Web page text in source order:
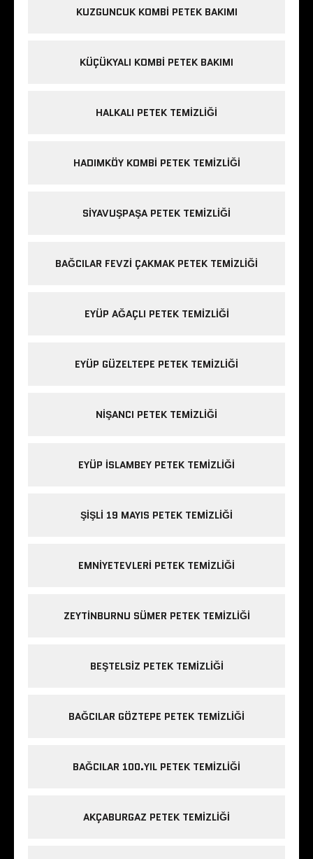
KUZGUNCUK KOMBI PETEK BAKIMI
KÜÇÜKYALI KOMBI PETEK BAKIMI
HALKALI PETEK TEMIZLIĞI
HADIMKÖY KOMBI PETEK TEMIZLIĞI
SIYAVUŞPAŞA PETEK TEMIZLIĞI
BAĞCILAR FEVZI ÇAKMAK PETEK TEMIZLIĞI
EYÜP AĞAÇLI PETEK TEMIZLIĞI
EYÜP GÜZELTEPE PETEK TEMIZLIĞI
NIŞANCI PETEK TEMIZLIĞI
EYÜP ISLAMBEY PETEK TEMIZLIĞI
ŞIŞLI 19 MAYIS PETEK TEMIZLIĞI
EMNIYETEVLERI PETEK TEMIZLIĞI
ZEYTINBURNU SÜMER PETEK TEMIZLIĞI
BEŞTELSIZ PETEK TEMIZLIĞI
BAĞCILAR GÖZTEPE PETEK TEMIZLIĞI
BAĞCILAR 100.YIL PETEK TEMIZLIĞI
AKÇABURGAZ PETEK TEMIZLIĞI